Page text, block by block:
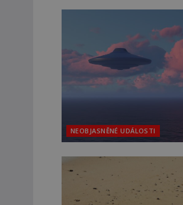
NEOBJASNĚNÉ UDÁLOSTI